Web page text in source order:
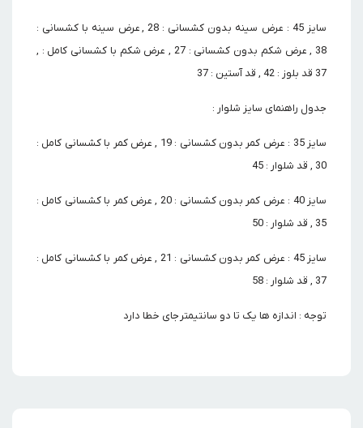
سایز 45 : عرض سینه بدون کشسانی : 28 , عرض سینه با کشسانی :
38 , عرض شکم بدون کشسانی : 27 , عرض شکم با کشسانی کامل : ,
37 قد بلوز : 42 , قد آستین : 37
جدول راهنمای سایز شلوار :
سایز 35 : عرض کمر بدون کشسانی : 19 , عرض کمر با کشسانی کامل :
30 , قد شلوار : 45
سایز 40 : عرض کمر بدون کشسانی : 20 , عرض کمر با کشسانی کامل :
35 , قد شلوار : 50
سایز 45 : عرض کمر بدون کشسانی : 21 , عرض کمر با کشسانی کامل :
37 , قد شلوار : 58
توجه : اندازه ها یک تا دو سانتیمتر جای خطا دارد